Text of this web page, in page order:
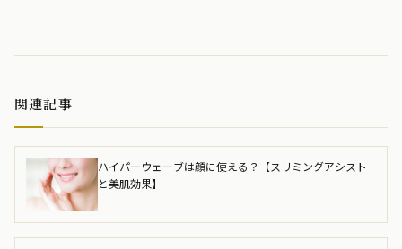
関連記事
ハイパーウェーブは顔に使える？【スリミングアシスト
と美肌効果】